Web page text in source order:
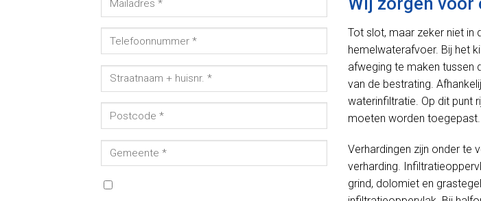
Tot slot, maar zeker niet in
hemelwaterafvoer. Bij het
afweging te maken tussen
van de bestrating.
waterinfiltratie. Op dit punt
moeten worden toegepast.
Verhardingen zijn onder te
verharding.
grind, dolomiet en